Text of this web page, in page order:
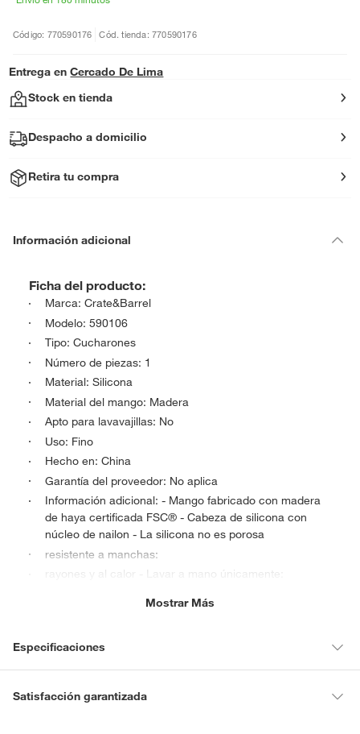
Código: 770590176 Cód. tienda: 770590176
Entrega en Cercado De Lima
Stock en tienda
Despacho a domicilio
Retira tu compra
Información adicional
Ficha del producto:
Marca: Crate&Barrel
Modelo: 590106
Tipo: Cucharones
Número de piezas: 1
Material: Silicona
Material del mango: Madera
Apto para lavavajillas: No
Uso: Fino
Hecho en: China
Garantía del proveedor: No aplica
Información adicional: - Mango fabricado con madera
de haya certificada FSC® - Cabeza de silicona con
núcleo de nailon - La silicona no es porosa
resistente a manchas:
rayones y al calor - Lavar a mano únicamente:
Mostrar Más
Especificaciones
Condicion del
Satisfacción garantizada